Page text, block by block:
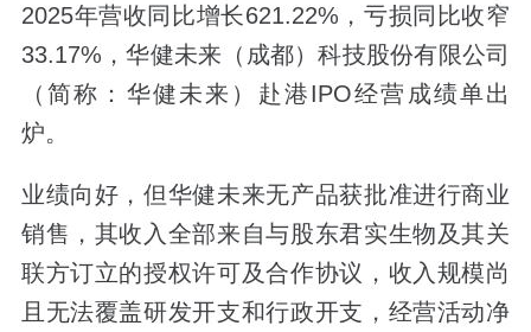
2025年营收同比增长621.22%，亏损同比收窄
33.17%，华健未来（成都）科技股份有限公司
（简称：华健未来）赴港IPO经营成绩单出
炉。
业绩向好，但华健未来无产品获批准进行商业
销售，其收入全部来自与股东君实生物及其关
联方订立的授权许可及合作协议，收入规模尚
且无法覆盖研发开支和行政开支，经营活动净